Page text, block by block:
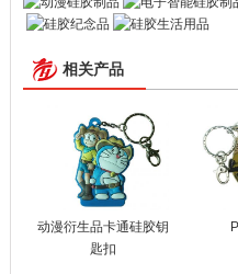
相关产品
动漫衍生品卡通硅胶钥
匙扣